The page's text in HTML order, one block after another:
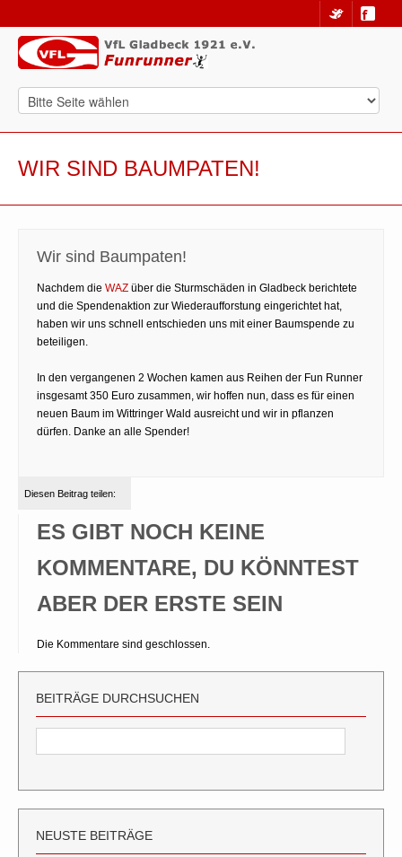
WIR SIND BAUMPATEN!
Wir sind Baumpaten!
Nachdem die WAZ über die Sturmschäden in Gladbeck berichtete
und die Spendenaktion zur Wiederaufforstung eingerichtet hat,
haben wir uns schnell entschieden uns mit einer Baumspende zu
beteiligen.
In den vergangenen 2 Wochen kamen aus Reihen der Fun Runner
insgesamt 350 Euro zusammen, wir hoffen nun, dass es für einen
neuen Baum im Wittringer Wald ausreicht und wir in pflanzen
dürfen. Danke an alle Spender!
Diesen Beitrag teilen:
ES GIBT NOCH KEINE
KOMMENTARE, DU KÖNNTEST
ABER DER ERSTE SEIN
Die Kommentare sind geschlossen.
BEITRÄGE DURCHSUCHEN
NEUSTE BEITRÄGE